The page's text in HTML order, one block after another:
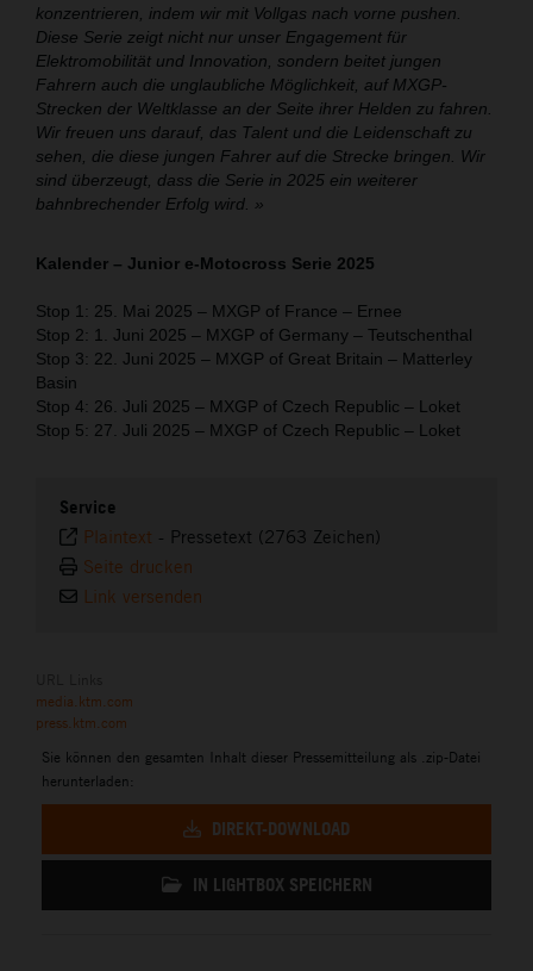
konzentrieren, indem wir mit Vollgas nach vorne pushen.
Diese Serie zeigt nicht nur unser Engagement für
Elektromobilität und Innovation, sondern beitet jungen
Fahrern auch die unglaubliche Möglichkeit, auf MXGP-
Strecken der Weltklasse an der Seite ihrer Helden zu fahren.
Wir freuen uns darauf, das Talent und die Leidenschaft zu
sehen, die diese jungen Fahrer auf die Strecke bringen. Wir
sind überzeugt, dass die Serie in 2025 ein weiterer
bahnbrechender Erfolg wird. »
Kalender – Junior e-Motocross Serie 2025
Stop 1: 25. Mai 2025 – MXGP of France – Ernee
Stop 2: 1. Juni 2025 – MXGP of Germany – Teutschenthal
Stop 3: 22. Juni 2025 – MXGP of Great Britain – Matterley
Basin
Stop 4: 26. Juli 2025 – MXGP of Czech Republic – Loket
Stop 5: 27. Juli 2025 – MXGP of Czech Republic – Loket
Service
Plaintext - Pressetext (2763 Zeichen)
Seite drucken
Link versenden
media.ktm.com
press.ktm.com
Sie können den gesamten Inhalt dieser Pressemitteilung als .zip-Datei
herunterladen:
DIREKT-DOWNLOAD
IN LIGHTBOX SPEICHERN